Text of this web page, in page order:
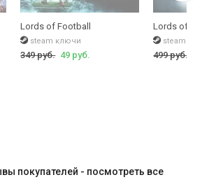
2014)
Lords of Football
steam ключи
349 руб. 49 руб.
Lords of
steam
499 руб.
покупателей - посмотреть все